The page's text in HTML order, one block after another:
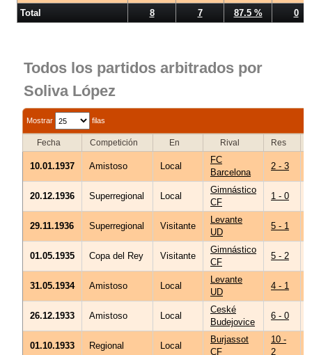
Total
8 7 87.5 % 0
Todos los partidos arbitrados por
Soliva López
Mostrar filas
Fecha Competición En Rival Res
10.01.1937 Amistoso Local
FC
Barcelona
2 - 3
20.12.1936 Superregional Local
Gimnástico
CF
1 - 0
29.11.1936 Superregional Visitante
Levante
UD
5 - 1
01.05.1935 Copa del Rey Visitante
Gimnástico
CF
5 - 2
31.05.1934 Amistoso Local
Levante
UD
4 - 1
26.12.1933 Amistoso Local
Ceské
Budejovice
6 - 0
01.10.1933 Regional Local
Burjassot
CF
10 -
2